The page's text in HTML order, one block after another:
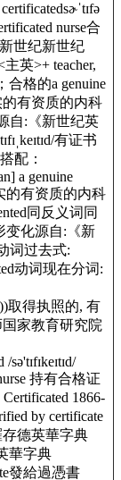
nurse合
世纪新世纪
主英>+ teacher,
合格的a genuine
的有资质的内科
自:《新世纪英
有证书
配：
a genuine
的有资质的内科
同反义词同
变化源自:《新
词过去式:
动词现在分词:
))取得执照的, 有
国家教育研究院
持有合格证
1866-
by certificate
存德英華字典
華字典
發給過憑書